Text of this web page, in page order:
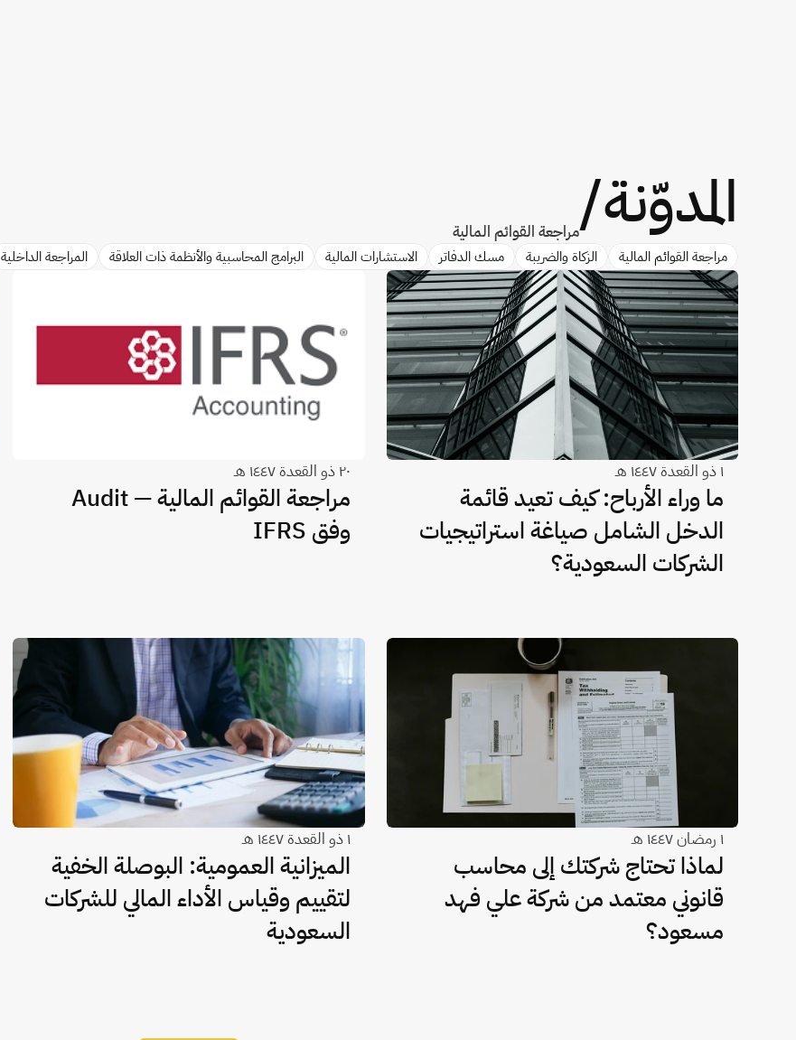
مراجعة القوائم المالية/المدوّنة
المراجعة الداخلية البرامج المحاسبية والأنظمة ذات العلاقة الاستشارات المالية مسك الدفاتر الزكاة والضريبة مراجعة القوائم المالية
٢٠ ذو القعدة ١٤٤٧ هـ
مراجعة القوائم المالية — Audit
وفق IFRS
١ ذو القعدة ١٤٤٧ هـ
ما وراء الأرباح: كيف تعيد قائمة
الدخل الشامل صياغة استراتيجيات
الشركات السعودية؟
١ ذو القعدة ١٤٤٧ هـ
الميزانية العمومية: البوصلة الخفية
لتقييم وقياس الأداء المالي للشركات
السعودية
١ رمضان ١٤٤٧ هـ
لماذا تحتاج شركتك إلى محاسب
قانوني معتمد من شركة علي فهد
مسعود؟